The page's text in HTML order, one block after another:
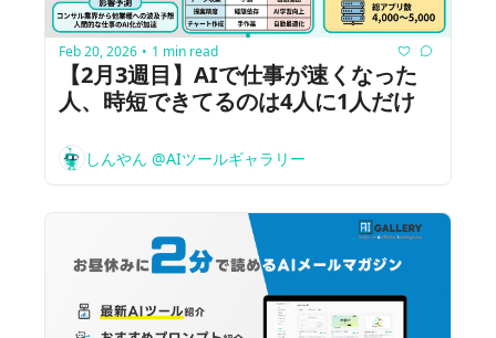
Feb 20, 2026 • 1 min read
【2月3週目】AIで仕事が速くなった
人、時短できてるのは4人に1人だけ
しんやん @AIツールギャラリー